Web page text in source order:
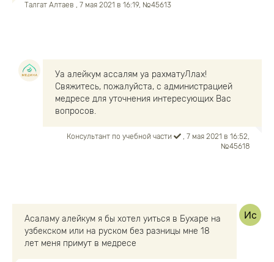
Талгат Алтаев , 7 мая 2021 в 16:19, №45613
Уа алейкум ассалям уа рахматуЛлах!
Свяжитесь, пожалуйста, с администрацией
медресе для уточнения интересующих Вас
вопросов.
Консультант по учебной части
, 7 мая 2021 в 16:52,
№45618
Асаламу алейкум я бы хотел уиться в Бухаре на
узбекском или на руском без разницы мне 18
лет меня примут в медресе